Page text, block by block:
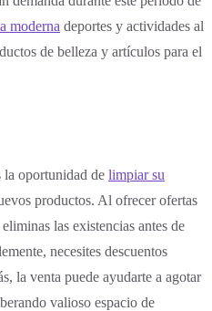
moderna deportes y actividades al
de belleza y artículos para el
la oportunidad de limpiar su
productos. Al ofrecer ofertas
las existencias antes de
necesites descuentos
la venta puede ayudarte a agotar
valioso espacio de